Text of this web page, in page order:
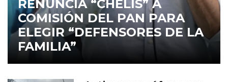
RENUNCIA “CHELIS” A
COMISIÓN DEL PAN PARA
ELEGIR “DEFENSORES DE LA
FAMILIA”